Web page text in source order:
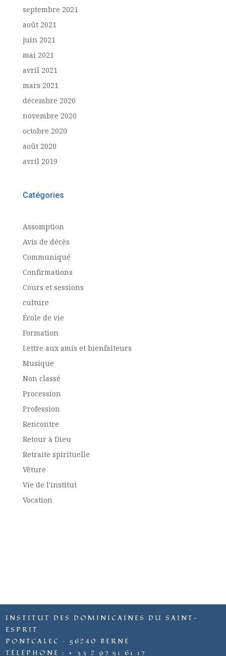
septembre 2021
août 2021
juin 2021
mai 2021
avril 2021
mars 2021
décembre 2020
novembre 2020
octobre 2020
août 2020
avril 2019
Catégories
Assomption
Avis de décès
Communiqué
Confirmations
Cours et sessions
culture
École de vie
Formation
Lettre aux amis et bienfaiteurs
Musique
Non classé
Procession
Profession
Rencontre
Retour à Dieu
Retraite spirituelle
Vêture
Vie de l'institut
Vocation
INSTITUT DES DOMINICAINES DU SAINT-
ESPRIT
PONTCALEC – 56240 BERNÉ
TÉLÉPHONE : + 33 2 97 51 61 17